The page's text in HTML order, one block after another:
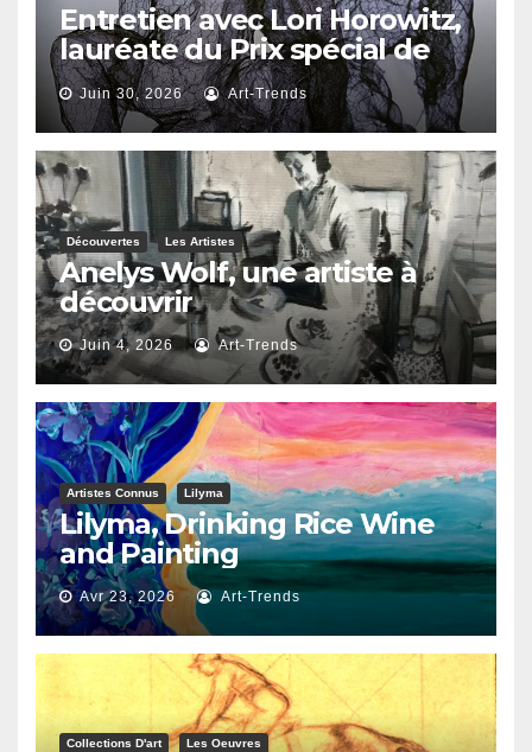
Entretien avec Lori Horowitz,
lauréate du Prix spécial de
reconnaissance artistique
2026
Juin 30, 2026 Art-Trends
Découvertes Les Artistes
Anelys Wolf, une artiste à
découvrir
Juin 4, 2026 Art-Trends
Artistes Connus Lilyma
Lilyma, Drinking Rice Wine
and Painting
Avr 23, 2026 Art-Trends
Collections D'art Les Oeuvres